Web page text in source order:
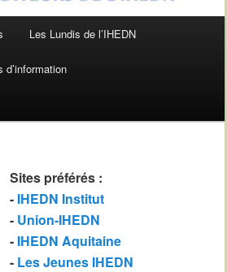
Les Lundis de l’IHEDN
Sites préférés :
- IHEDN Institut
- Union-IHEDN
- IHEDN Aquitaine
- Les Jeunes IHEDN